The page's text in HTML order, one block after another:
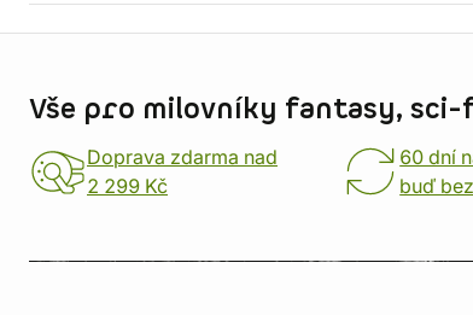
Vše pro milovníky fantasy,
Doprava zdarma nad
2 299 Kč
60 dní
buď